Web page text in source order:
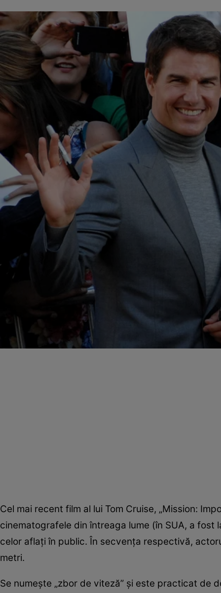
Cel mai recent film al lui Tom Cruise, „Mission:
cinematografele din întreaga lume (în SUA, a
celor aflați în public. În secvența respectivă,
metri.
Se numește „zbor de viteză” și este practicat de